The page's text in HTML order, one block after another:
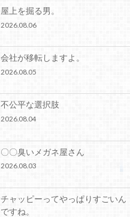
屋上を掘る男。
2026.08.06
会社が移転しますよ。
2026.08.05
不公平な選択肢
2026.08.04
〇〇臭いメガネ屋さん
2026.08.03
チャッピーってやっぱりすごいん
ですね。